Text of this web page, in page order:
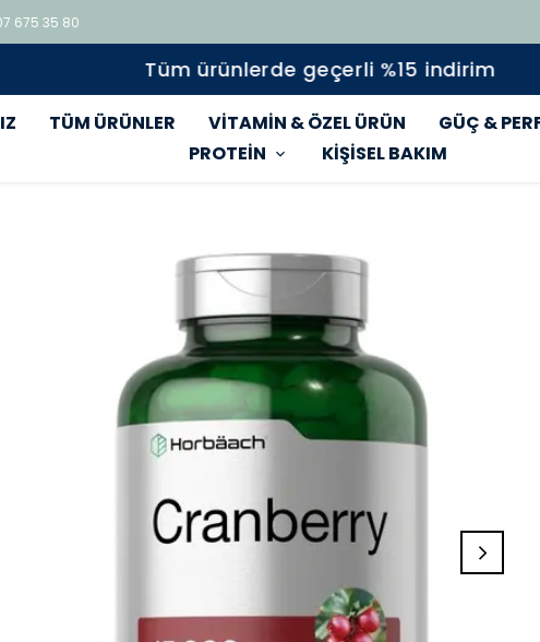
675 35 80
Tüm ürünlerde geçerli %15 indirim
TÜM ÜRÜNLER VİTAMİN & ÖZEL ÜRÜN GÜÇ &
PROTEİN
KİŞİSEL BAKIM